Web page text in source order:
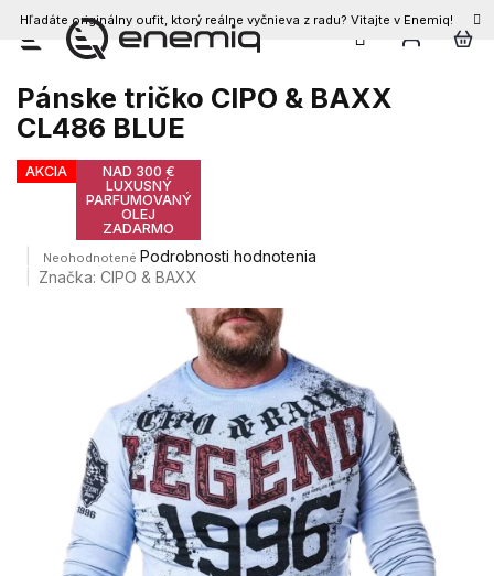
Prejsť
obsah
Hľadáte originálny oufit, ktorý reálne vyčnieva z radu? Vitajte v Enemiq!
Pánske tričko CIPO & BAXX
CL486 BLUE
AKCIA
NAD 300 €
LUXUSNÝ
PARFUMOVANÝ
OLEJ
ZADARMO
Priemerné
hodnotenie
hviezdičiek.
Neohodnotené Podrobnosti hodnotenia
Značka:CIPO & BAXX